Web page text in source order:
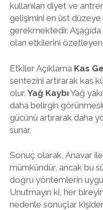
kullanılan diyet ve
gelişimini en üst düzeye
gerekmektedir. Aşağıda
olan etkilerini
Etkiler Açıklama Kas
sentezini artırarak kas
olur. Yağ KaybıYağ
daha belirgin
gücünü artırarak daha
sunar.
Sonuç olarak, Anavar
mümkündür, ancak bu
doğru yöntemlerin
Unutmayın ki, her
nedenle sonuçlar